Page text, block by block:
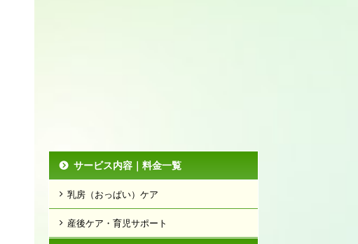
サービス内容｜料金一覧
乳房（おっぱい）ケア
産後ケア・育児サポート